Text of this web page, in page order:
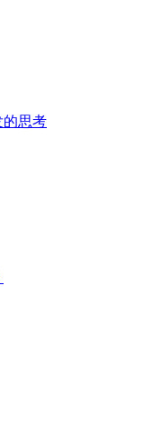
的思考